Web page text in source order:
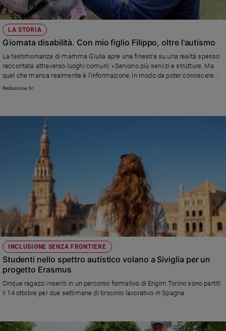
LA STORIA
Giornata disabilità. Con mio figlio Filippo, oltre l'autismo
La testimonianza di mamma Giulia apre una finestra su una realtà spesso
raccontata attraverso luoghi comuni: «Servono più servizi e strutture. Ma
quel che manca realmente è l’informazione, in modo da poter conoscere
come funzionano questi ragazzi, riconoscere le loro caratteristiche e
Redazione.fc
INCLUSIONE SENZA FRONTIERE
Studenti nello spettro autistico volano a Siviglia per un
progetto Erasmus
Cinque ragazzi inseriti in un percorso formativo di Engim Torino sono partiti
il 14 ottobre per due settimane di tirocinio lavorativo in Spagna